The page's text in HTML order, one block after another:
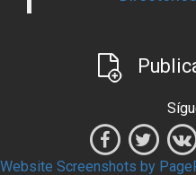
Website Screenshots by